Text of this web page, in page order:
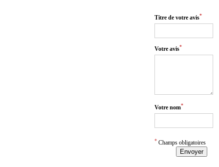
Titre de votre avis*
Votre avis*
Votre nom*
* Champs obligatoires
Envoyer